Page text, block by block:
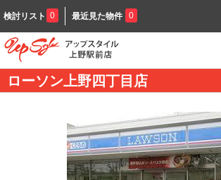
検討リスト 0 最近見た物件 0
ローソン上野四丁目店